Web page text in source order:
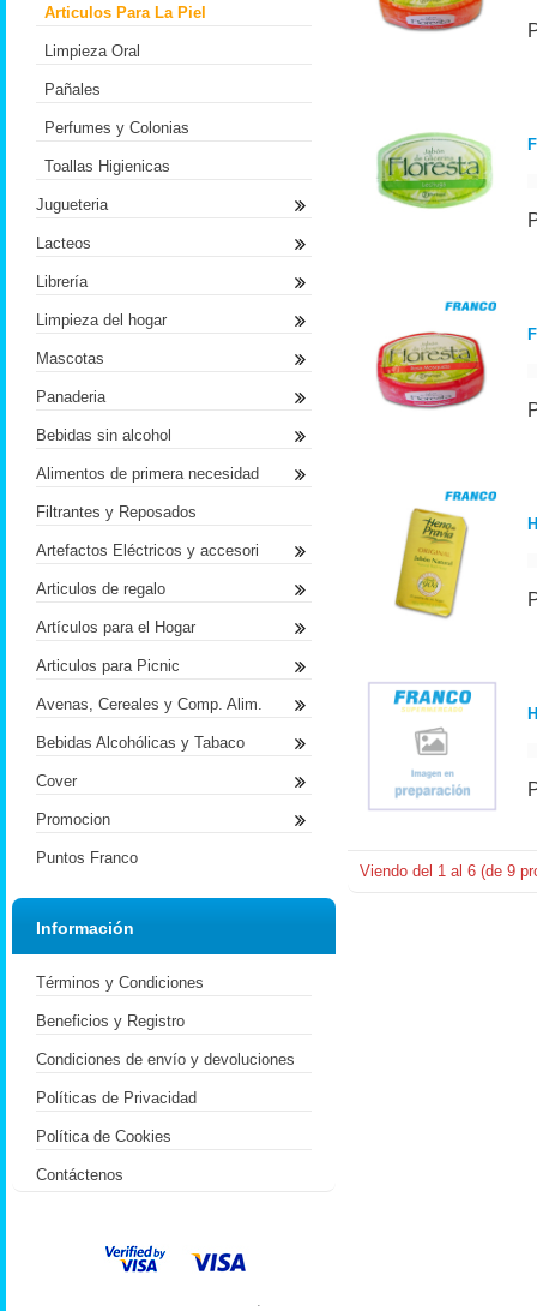
Viendo del 1 al 6 (de 9
Articulos Para La Piel
Limpieza Oral
Pañales
Perfumes y Colonias
Toallas Higienicas
Jugueteria
Lacteos
Librería
Limpieza del hogar
Mascotas
Panaderia
Bebidas sin alcohol
Alimentos de primera necesidad
Filtrantes y Reposados
Artefactos Eléctricos y accesori
Articulos de regalo
Artículos para el Hogar
Articulos para Picnic
Avenas, Cereales y Comp. Alim.
Bebidas Alcohólicas y Tabaco
Cover
Promocion
Puntos Franco
Información
Términos y Condiciones
Beneficios y Registro
Condiciones de envío y devoluciones
Políticas de Privacidad
Política de Cookies
Contáctenos
.